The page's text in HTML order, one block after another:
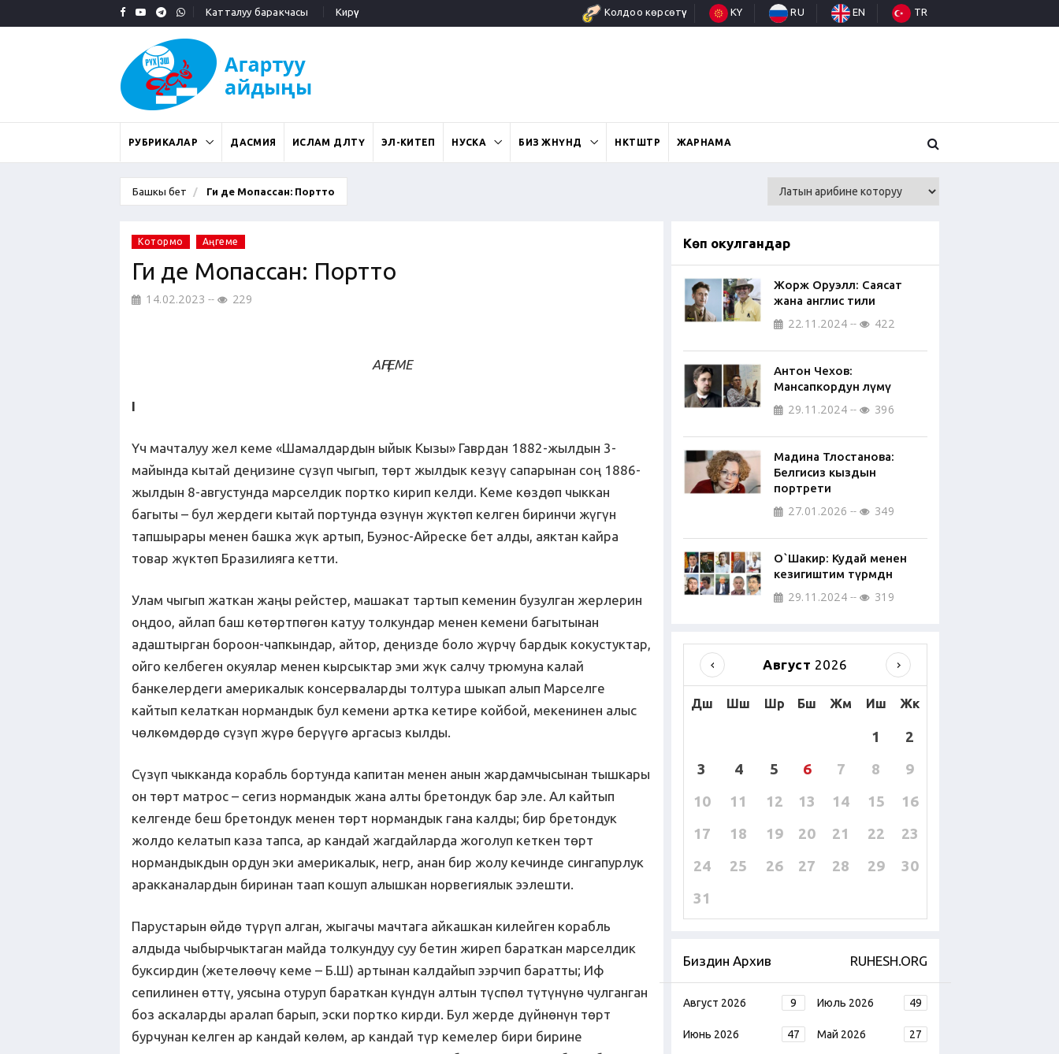
Катталуу баракчасы Кирүү Колдоо көрсөтүү KY RU EN TR
РУБРИКАЛАР ДАСМИЯ ИСЛАМ ДӨӨЛӨТҮ ЭЛ-КИТЕП НУСКА БИЗ ЖӨНҮНДӨ ӨНӨКТӨШТӨР ЖАРНАМА
Башкы бет Ги де Мопассан: Портто
Котормо Аңгеме
Ги де Мопассан: Портто
14.02.2023 229
АҢГЕМЕ
I
Үч мачталуу жел кеме «Шамалдардын ыйык Кызы» Гаврдан 1882-жылдын 3-
майында кытай деңизине сүзүп чыгып, төрт жылдык кезүү сапарынан соң 1886-
жылдын 8-августунда марселдик портко кирип келди. Кеме көздөп чыккан
багыты – бул жердеги кытай портунда өзүнүн жүктөп келген биринчи жүгүн
тапшырары менен башка жүк артып, Буэнос-Айреске бет алды, аяктан кайра
товар жүктөп Бразилияга кетти.
Улам чыгып жаткан жаңы рейстер, машакат тартып кеменин бузулган жерлерин
оңдоо, айлап баш көтөртпөгөн катуу толкундар менен кемени багытынан
адаштырган бороон-чапкындар, айтор, деңизде боло жүрчү бардык кокустуктар,
ойго келбеген окуялар менен кырсыктар эми жүк салчу трюмуна калай
банкелердеги америкалык консерваларды толтура шыкап алып Марселге
кайтып келаткан нормандык бул кемени артка кетире койбой, мекенинен алыс
чөлкөмдөрдө сүзүп жүрө берүүгө аргасыз кылды.
Сүзүп чыкканда корабль бортунда капитан менен анын жардамчысынан тышкары
он төрт матрос – сегиз нормандык жана алты бретондук бар эле. Ал кайтып
келгенде беш бретондук менен төрт нормандык гана калды; бир бретондук
жолдо келатып каза тапса, ар кандай жагдайларда жоголуп кеткен төрт
нормандыкдын ордун эки америкалык, негр, анан бир жолу кечинде сингапурлук
аракканалардын биринан таап кошуп алышкан норвегиялык ээлешти.
Парустарын өйдө түрүп алган, жыгачы мачтага айкашкан килейген корабль
алдыда чыбырчыктаган майда толкундуу суу бетин жиреп бараткан марселдик
буксирдин (жетелөөчү кеме – Б.Ш) артынан калдайып ээрчип баратты; Иф
сепилинен өттү, уясына отуруп бараткан күндүн алтын түспөл түтүнүнө чулганган
боз аскаларды аралап барып, эски портко кирди. Бул жерде дүйнөнүн төрт
бурчунан келген ар кандай көлөм, ар кандай түр кемелер бири бирине
Көп окулгандар
Жорж Оруэлл: Саясат
жана англис тили
22.11.2024 422
Антон Чехов:
Мансапкордун өлүмү
29.11.2024 396
Мадина Тлостанова:
Белгисиз кыздын
портрети
27.01.2026 349
О`Шакир: Кудай менен
кезигиштим түрмөдөн
29.11.2024 319
Август 2026
Дш Шш Шр Бш Жм Иш Жк
1
2
3
4 5 6 7 8
9
10
11 12 13 14 15
16
17
18 19 20 21 22
23
24
25 26 27 28 29
30
31
Биздин Архив RUHESH.ORG
Август 2026 9 Июль 2026 49
Июнь 2026 47 Май 2026 27